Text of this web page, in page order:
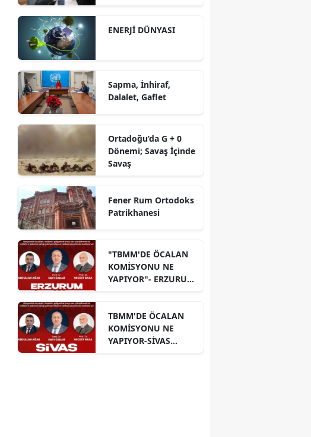
ENERJİ DÜNYASI
Sapma, İnhiraf,
Dalalet, Gaflet
Ortadoğu’da G + 0
Dönemi; Savaş İçinde
Savaş
Fener Rum Ortodoks
Patrikhanesi
"TBMM'DE ÖCALAN
KOMİSYONU NE
YAPIYOR"- ERZURUM
TBMM'DE ÖCALAN
KOMİSYONU NE
YAPIYOR-SİVAS